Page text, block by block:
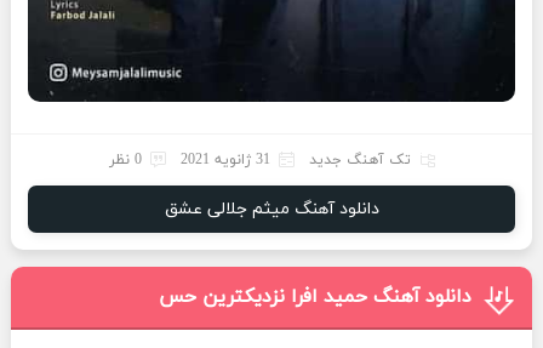
تک آهنگ جدید 31 ژانویه 2021 0 نظر
دانلود آهنگ میثم جلالی عشق
دانلود آهنگ حمید افرا نزدیکترین حس